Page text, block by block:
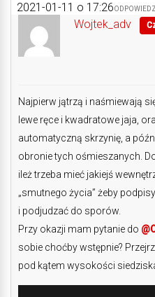
2021-01-11 o 17:26ODPOWIEDZ
Wojtek_adv
Najpierw jątrzą i naśmiewają
lewe ręce i kwadratowe jaja,
automatyczną skrzynię, a
obronie tych ośmieszanych.
ileż trzeba mieć jakiejś
„smutnego życia” żeby
i podjudzać do sporów.
Przy okazji mam pytanie do
sobie choćby wstępnie?
pod kątem wysokości